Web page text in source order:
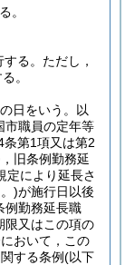
。
る。 ただし，
。
日をいう。以
市職員の定年等
条第1項又は第2
旧条例勤務延
定により延長さ
)が施行日以後
例勤務延長職
限又はこの項の
おいて，この
する条例(以下